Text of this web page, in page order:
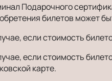
Подарочного
билетов может
если стоимость
если стоимость
карте.